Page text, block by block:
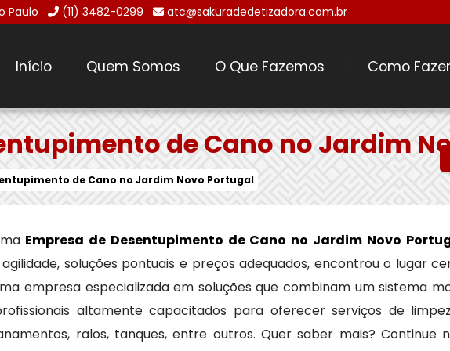
Paulo (11) 3482-0299 atc@sakuradedetizadora.com.br
Início Quem Somos O Que Fazemos Como
de Cano no Jardim
de Cano no Jardim Novo Portugal
Empresa de Desentupimento de Cano no Jardim Novo
soluções pontuais e preços adequados, encontrou o lugar
empresa especializada em soluções que combinam um sistema
altamente capacitados para oferecer serviços de
ralos, tanques, entre outros. Quer saber mais? Continue